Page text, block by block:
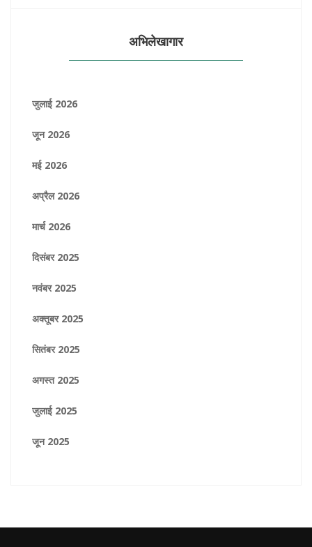
अभिलेखागार
जुलाई 2026
जून 2026
मई 2026
अप्रैल 2026
मार्च 2026
दिसंबर 2025
नवंबर 2025
अक्तूबर 2025
सितंबर 2025
अगस्त 2025
जुलाई 2025
जून 2025